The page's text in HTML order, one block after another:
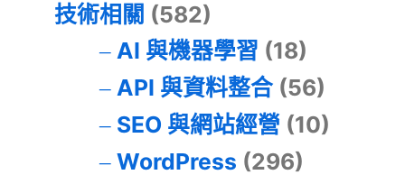
技術相關 (582)
AI 與機器學習 (18)
API 與資料整合(56)
SEO 與網站經營 (10)
WordPress (296)